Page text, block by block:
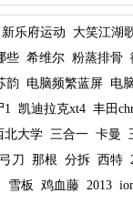
新乐府运动
大笑江湖
些 希维尔 粉蒸排骨
韵 电脑频繁蓝屏 电
1 凯迪拉克xt4 丰田
北大学 三合一 卡曼
刀 那根 分拆 西特
雪板 鸡血藤 2013